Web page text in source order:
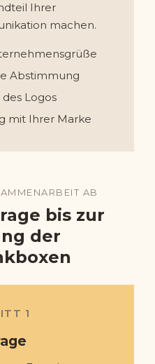
Ihrer
machen.
Abstimmung
Logos
mit Ihrer Marke
AB
bis zur
der
1